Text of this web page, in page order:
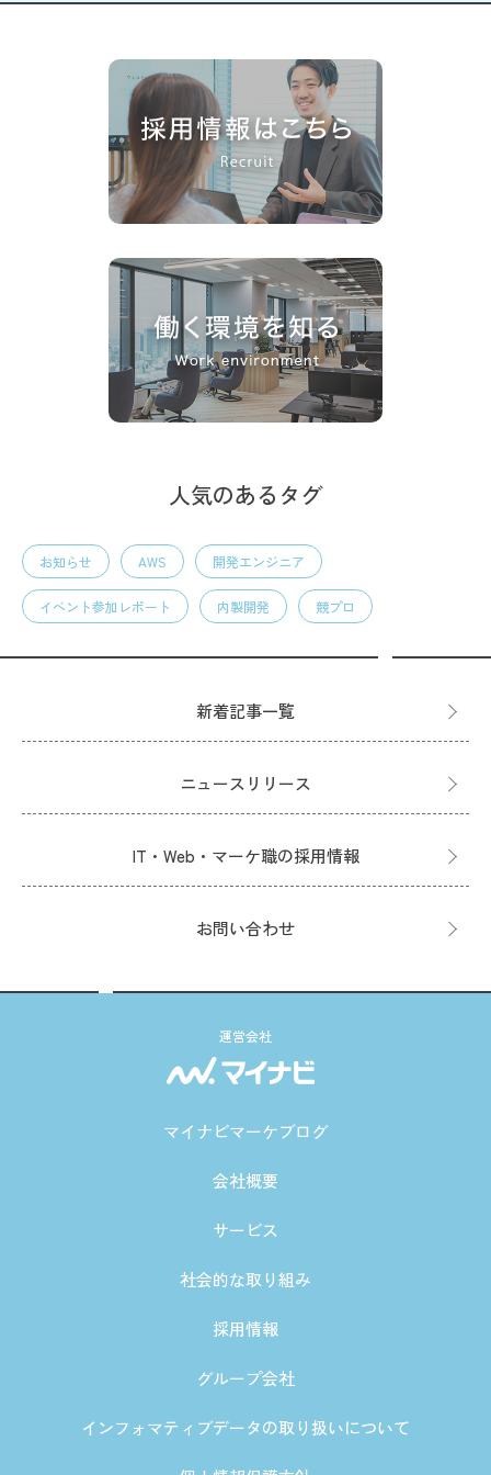
人気のあるタグ
お知らせ AWS 開発エンジニア
イベント参加レポート 内製開発 競プロ
新着記事一覧
ニュースリリース
IT・Web・マーケ職の採用情報
お問い合わせ
運営会社
マイナビマーケブログ
会社概要
サービス
社会的な取り組み
採用情報
グループ会社
インフォマティブデータの取り扱いについて